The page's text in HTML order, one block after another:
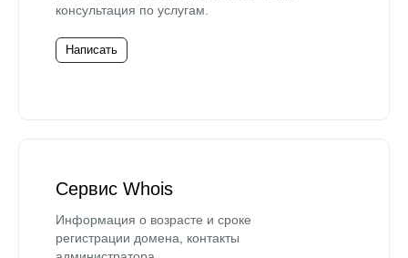
консультация по услугам.
Написать
Сервис Whois
Информация о возрасте и сроке
регистрации домена, контакты